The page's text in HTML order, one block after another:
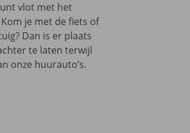
vlot met het
je met de fiets of
Dan is er plaats
te laten terwijl
onze huurauto’s.